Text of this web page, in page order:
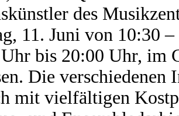
des
11. Juni von 10:30
bis 20:00 Uhr, im
Die
mit vielfältigen